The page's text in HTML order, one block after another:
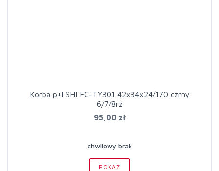
Korba p+l SHI FC-TY301 42x34x24/170 czrny
6/7/8rz
95,00 zł
chwilowy brak
POKAŻ